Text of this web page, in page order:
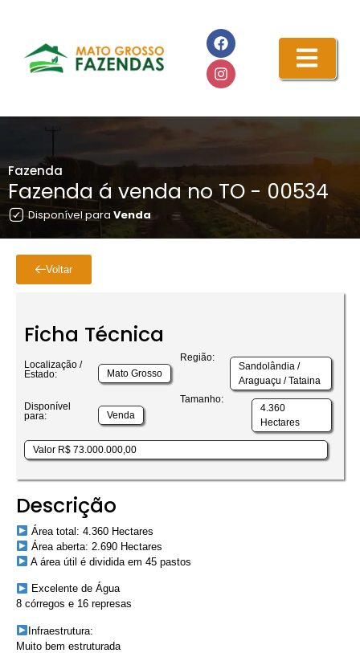
Fazenda
Fazenda á venda no TO - 00534
Disponível para Venda
Voltar
Ficha Técnica
Localização /
Estado:
Mato Grosso
Região:
Sandolândia /
Araguaçu / Tataina
Disponível
para:
Venda
Tamanho:
4.360
Hectares
Valor R$ 73.000.000,00
Descrição
Área total: 4.360 Hectares
Área aberta: 2.690 Hectares
A área útil é dividida em 45 pastos
Excelente de Água
8 córregos e 16 represas
Infraestrutura:
Muito bem estruturada